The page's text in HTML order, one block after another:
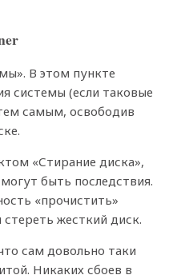
В этом пункте
системы (если таковые
самым, освободив
«Стирание диска»,
быть последствия.
«прочистить»
жесткий диск.
сам довольно таки
Никаких сбоев в